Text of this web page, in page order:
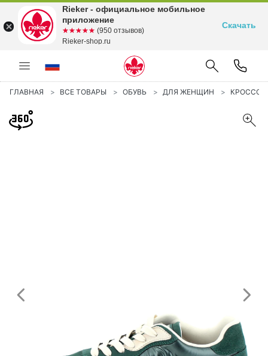
ГЛАВНАЯ ВСЕ ТОВАРЫ ОБУВЬ ДЛЯ ЖЕНЩИН
Предыдущий
Rieker - официальное мобильное
приложение
☆☆☆☆☆
★★★★★ (950 отзывов)
Rieker-shop.ru
Скачать